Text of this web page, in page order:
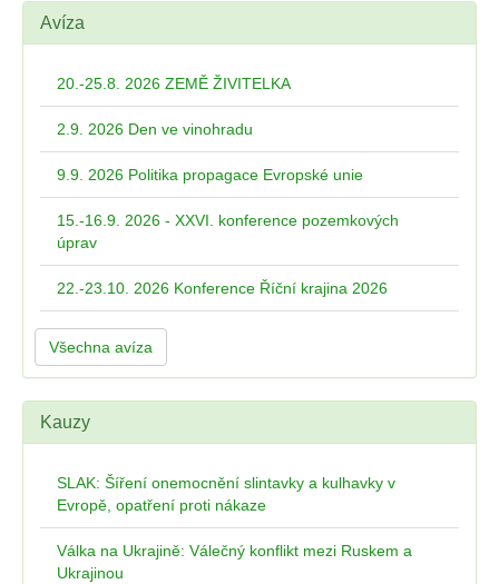
Avíza
20.-25.8. 2026 ZEMĚ ŽIVITELKA
2.9. 2026 Den ve vinohradu
9.9. 2026 Politika propagace Evropské unie
15.-16.9. 2026 - XXVI. konference pozemkových
úprav
22.-23.10. 2026 Konference Říční krajina 2026
Všechna avíza
Kauzy
SLAK: Šíření onemocnění slintavky a kulhavky v
Evropě, opatření proti nákaze
Válka na Ukrajině: Válečný konflikt mezi Ruskem a
Ukrajinou